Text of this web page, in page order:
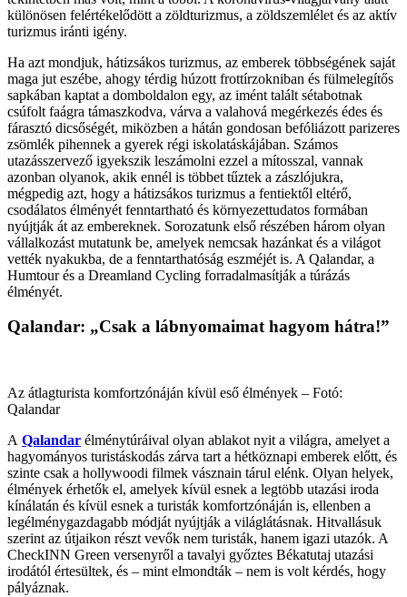
különösen felértékelődött a zöldturizmus, a zöldszemlélet és az aktív
turizmus iránti igény.
Ha azt mondjuk, hátizsákos turizmus, az emberek többségének saját
maga jut eszébe, ahogy térdig húzott frottírzokniban és fülmelegítős
sapkában kaptat a domboldalon egy, az imént talált sétabotnak
csúfolt faágra támaszkodva, várva a valahová megérkezés édes és
fárasztó dicsőségét, miközben a hátán gondosan befóliázott parizeres
zsömlék pihennek a gyerek régi iskolatáskájában. Számos
utazásszervező igyekszik leszámolni ezzel a mítosszal, vannak
azonban olyanok, akik ennél is többet tűztek a zászlójukra,
mégpedig azt, hogy a hátizsákos turizmus a fentiektől eltérő,
csodálatos élményét fenntartható és környezettudatos formában
nyújtják át az embereknek. Sorozatunk első részében három olyan
vállalkozást mutatunk be, amelyek nemcsak hazánkat és a világot
vették nyakukba, de a fenntarthatóság eszméjét is. A Qalandar, a
Humtour és a Dreamland Cycling forradalmasítják a túrázás
élményét.
Qalandar: „Csak a lábnyomaimat hagyom hátra!”
Az átlagturista komfortzónáján kívül eső élmények – Fotó:
Qalandar
A Qalandar élménytúráival olyan ablakot nyit a világra, amelyet a
hagyományos turistáskodás zárva tart a hétköznapi emberek előtt, és
szinte csak a hollywoodi filmek vásznain tárul elénk. Olyan helyek,
élmények érhetők el, amelyek kívül esnek a legtöbb utazási iroda
kínálatán és kívül esnek a turisták komfortzónáján is, ellenben a
legélménygazdagabb módját nyújtják a világlátásnak. Hitvallásuk
szerint az útjaikon részt vevők nem turisták, hanem igazi utazók. A
CheckINN Green versenyről a tavalyi győztes Békatutaj utazási
irodától értesültek, és – mint elmondták – nem is volt kérdés, hogy
pályáznak.